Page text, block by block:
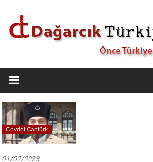
Dağarcık
Türkiye
Önce
Türkiye
Cumhuriyeti…
Cevdet Cantürk
01/02/2023